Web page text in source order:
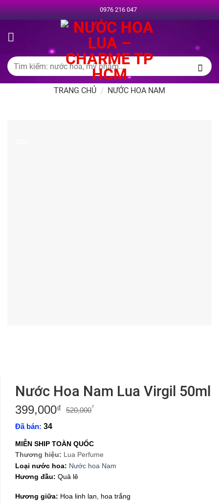
Chuyển
đến
dung
0976 216 047
Tìm
kiếm:
TRANG CHỦ / NƯỚC HOA NAM
Nước Hoa Nam Lua Virgil 50ml
520,000₫
399,000₫
Đã bán: 34
MIỄN SHIP TOÀN QUỐC
Thương hiệu: Lua Perfume
Loại nước hoa: Nước hoa Nam
Hương đầu: Quả lê
Hương giữa: Hoa linh lan, hoa trắng